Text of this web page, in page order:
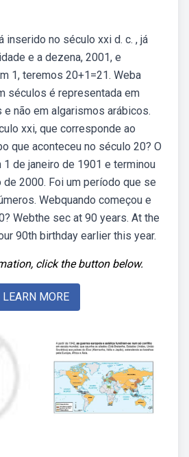
inserido no século xxi d. c. , já
e a dezena, 2001, e
1, teremos 20+1=21. Weba
séculos é representada em
não em algarismos arábicos.
xxi, que corresponde ao
que aconteceu no século 20? O
de janeiro de 1901 e terminou
2000. Foi um período que se
Webquando começou e
Webthe sec at 90 years. At the
90th birthday earlier this year.
click the button below.
LEARN MORE